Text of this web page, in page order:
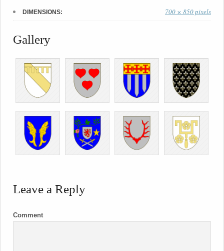
DIMENSIONS: 700 × 850 pixels
Gallery
Leave a Reply
Comment